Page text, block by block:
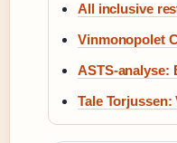
All inclusive
Vinmonopolet
ASTS-analyse:
Tale Torjussen: